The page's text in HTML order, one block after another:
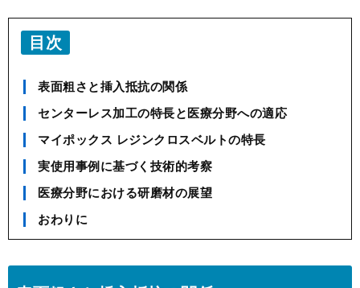
目次
表面粗さと挿入抵抗の関係
センターレス加工の特長と医療分野への適応
マイポックス レジンクロスベルトの特長
実使用事例に基づく技術的考察
医療分野における研磨材の展望
おわりに